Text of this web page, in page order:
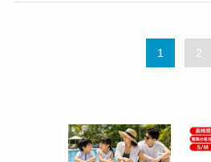
1 2